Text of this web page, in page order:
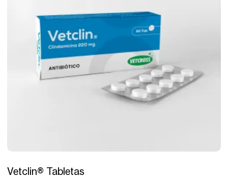
Tratamiento
Vetclin® Tabletas